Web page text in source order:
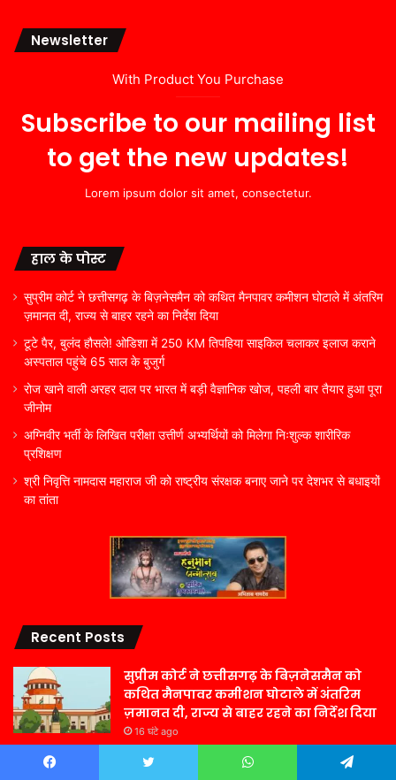
Newsletter
With Product You Purchase
Subscribe to our mailing list
to get the new updates!
Lorem ipsum dolor sit amet, consectetur.
हाल के पोस्ट
सुप्रीम कोर्ट ने छत्तीसगढ़ के बिज़नेसमैन को कथित मैनपावर कमीशन घोटाले में अंतरिम
ज़मानत दी, राज्य से बाहर रहने का निर्देश दिया
टूटे पैर, बुलंद हौसले! ओडिशा में 250 KM तिपहिया साइकिल चलाकर इलाज कराने
अस्पताल पहुंचे 65 साल के बुजुर्ग
रोज खाने वाली अरहर दाल पर भारत में बड़ी वैज्ञानिक खोज, पहली बार तैयार हुआ पूरा
जीनोम
अग्निवीर भर्ती के लिखित परीक्षा उत्तीर्ण अभ्यर्थियों को मिलेगा निःशुल्क शारीरिक
प्रशिक्षण
श्री निवृत्ति नामदास महाराज जी को राष्ट्रीय संरक्षक बनाए जाने पर देशभर से बधाइयों
का तांता
Recent Posts
सुप्रीम कोर्ट ने छत्तीसगढ़ के बिज़नेसमैन को
कथित मैनपावर कमीशन घोटाले में अंतरिम
ज़मानत दी, राज्य से बाहर रहने का निर्देश दिया
16 घंटे ago
टूटे पैर, बुलंद हौसले! ओडिशा में 250 KM